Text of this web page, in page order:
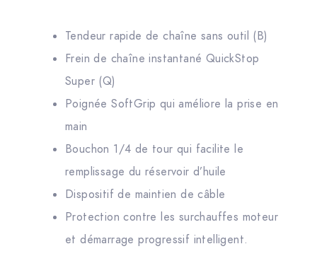
Tendeur rapide de chaîne sans outil (B)
Frein de chaîne instantané QuickStop
Super (Q)
Poignée SoftGrip qui améliore la prise en
main
Bouchon 1/4 de tour qui facilite le
remplissage du réservoir d’huile
Dispositif de maintien de câble
Protection contre les surchauffes moteur
et démarrage progressif intelligent.